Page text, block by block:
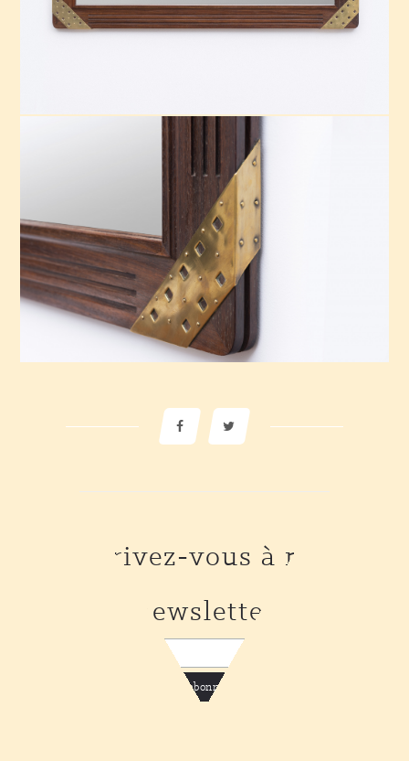
Inscrivez-vous à notre
newsletter